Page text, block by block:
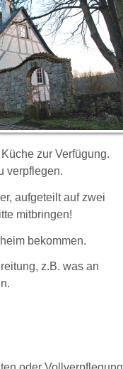
zur Verfügung.
verpflegen.
aufgeteilt auf zwei
mitbringen!
bekommen.
z.B. was an